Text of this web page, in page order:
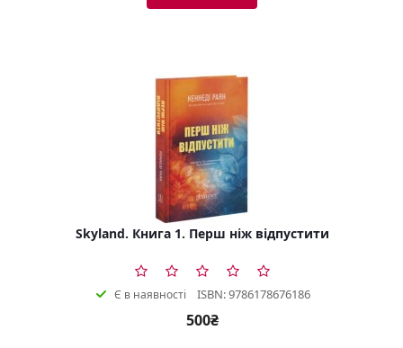
Skyland. Книга 1. Перш ніж відпустити
Є в наявності ISBN: 9786178676186
500₴